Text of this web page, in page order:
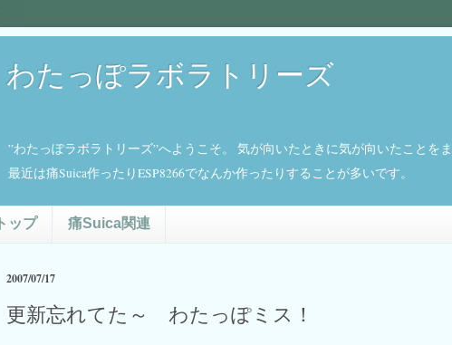
わたっぽラボラトリーズ
”わたっぽラボラトリーズ”へようこそ。 気が向いたときに気が向いたことを
最近は痛Suica作ったりESP8266でなんか作ったりすることが多いです。
トップ 痛Suica関連
2007/07/17
更新忘れてた～ わたっぽミス！